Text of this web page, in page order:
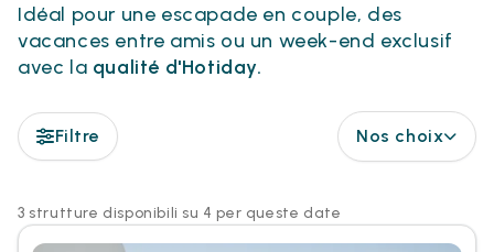
Idéal pour une escapade en couple, des
vacances entre amis ou un week-end exclusif
avec la qualité d'Hotiday.
Filtre Nos choix
3 strutture disponibili su 4 per queste date